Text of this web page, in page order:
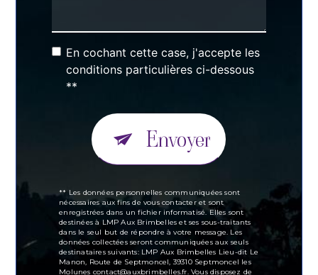
En cochant cette case, j'accepte les
conditions particulières ci-dessous
**
Envoyer
** Les données personnelles communiquées sont
nécessaires aux fins de vous contacter et sont
enregistrées dans un fichier informatisé. Elles sont
destinées à LMP Aux Brimbelles et ses sous-traitants
dans le seul but de répondre à votre message. Les
données collectées seront communiquées aux seuls
destinataires suivants: LMP Aux Brimbelles Lieu-dit Le
Manon, Route de Septmoncel, 39310 Septmoncel les
Molunes contact@auxbrimbelles.fr. Vous disposez de